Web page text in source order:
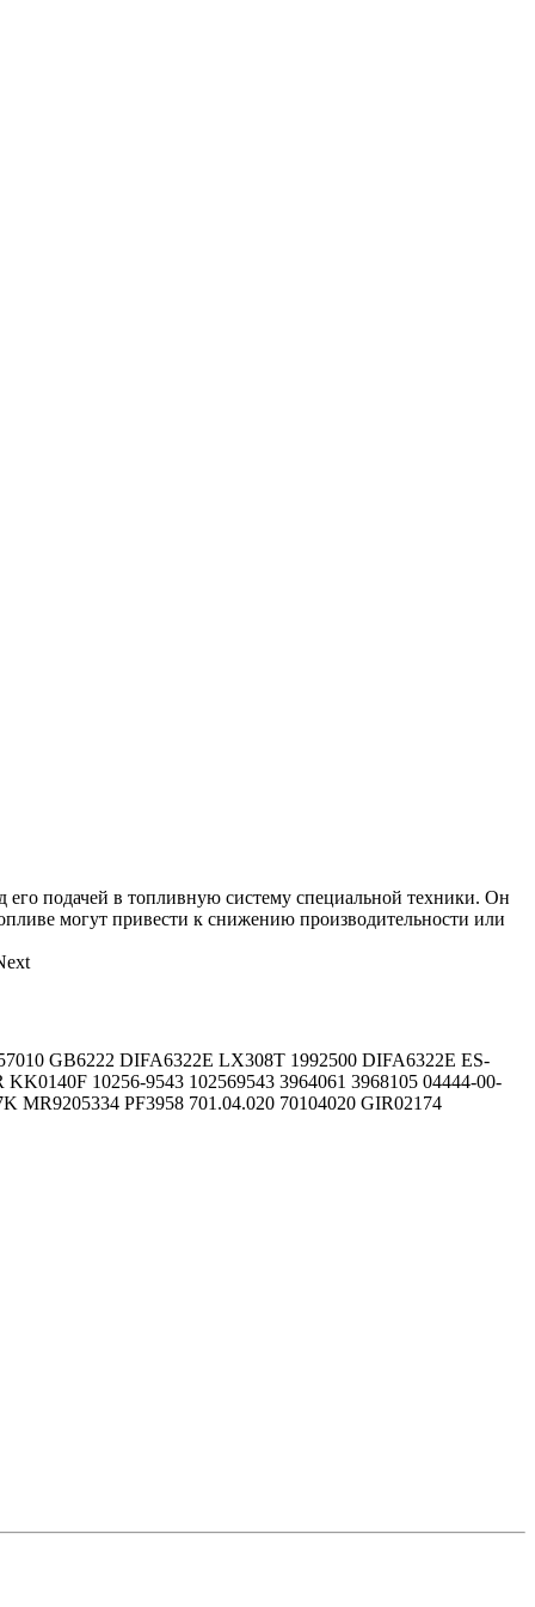
его подачей в топливную систему специальной техники. Он
могут привести к снижению производительности или
GB6222 DIFA6322E LX308T 1992500 DIFA6322E ES-
10256-9543 102569543 3964061 3968105 04444-00-
MR9205334 PF3958 701.04.020 70104020 GIR02174